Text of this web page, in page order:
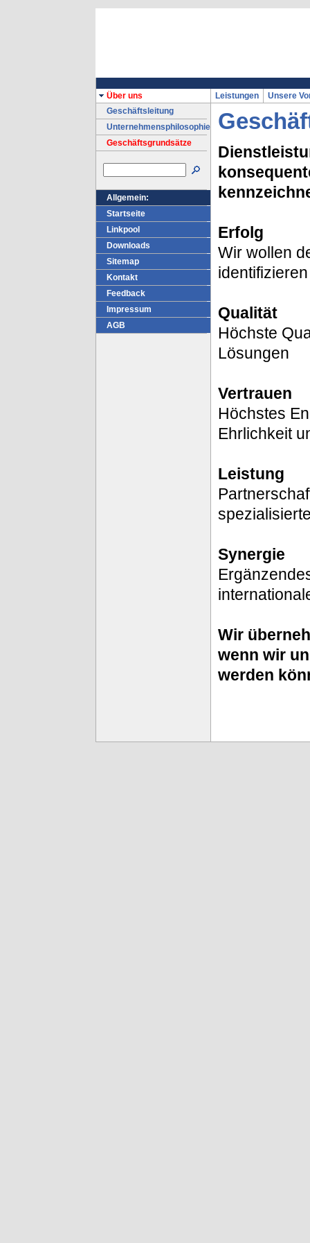
Über uns Leistungen
Unsere
Geschäftsleitung
Unternehmensphilosophie
Geschäftsgrundsätze
Allgemein:
Startseite
Linkpool
Downloads
Sitemap
Kontakt
Feedback
Impressum
AGB
Erfolg
Wir wollen
Qualität
Höchste
Lösungen
Vertrauen
Höchstes
Ehrlichkeit
Leistung
Synergie
Wir
wenn wir
werden